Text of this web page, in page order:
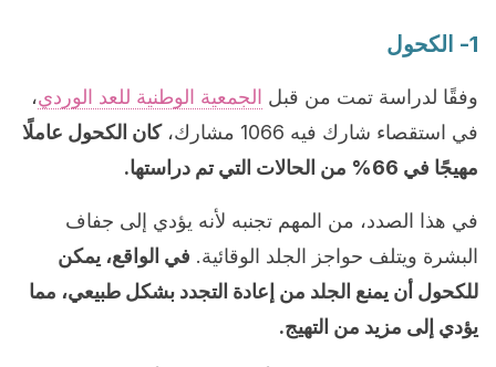
1- الكحول
وفقًا لدراسة تمت من قبل الجمعية الوطنية للعد الوردي،
في استقصاء شارك فيه 1066 مشارك،
كان الكحول عاملًا
مهيجًا في 66% من الحالات التي تم دراستها.
في هذا الصدد، من المهم تجنبه لأنه يؤدي إلى جفاف
البشرة ويتلف حواجز الجلد الوقائية. في الواقع، يمكن
للكحول أن يمنع الجلد من إعادة التجدد بشكل طبيعي، مما
يؤدي إلى مزيد من التهيج.